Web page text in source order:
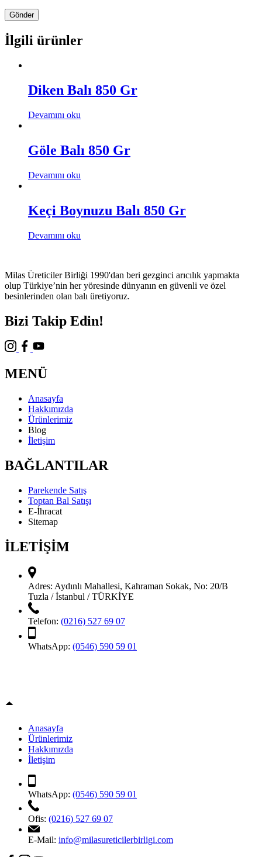
İlgili ürünler
Diken Balı 850 Gr
Devamını oku
Göle Balı 850 Gr
Devamını oku
Keçi Boynuzu Balı 850 Gr
Devamını oku
Milas Üreticiler Birliği 1990'dan beri gezginci arıcılık yapmakta
olup Türkiye’nin her yöresinde dünyanın en güvenli ve özel
besinlerinden olan balı üretiyoruz.
Bizi Takip Edin!
MENÜ
Anasayfa
Hakkımızda
Ürünlerimiz
Blog
İletişim
BAĞLANTILAR
Parekende Satış
Toptan Bal Satışı
E-İhracat
Sitemap
İLETİŞİM
Adres: Aydınlı Mahallesi, Kahraman Sokak, No: 20/B
Tuzla / İstanbul / TÜRKİYE
Telefon: (0216) 527 69 07
WhatsApp: (0546) 590 59 01
Anasayfa
Ürünlerimiz
Hakkımızda
İletişim
WhatsApp: (0546) 590 59 01
Ofis: (0216) 527 69 07
E-Mail: info@milasureticilerbirligi.com